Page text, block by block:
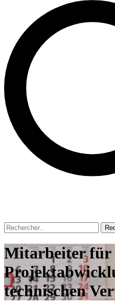
Mitarbeiter für
technischen